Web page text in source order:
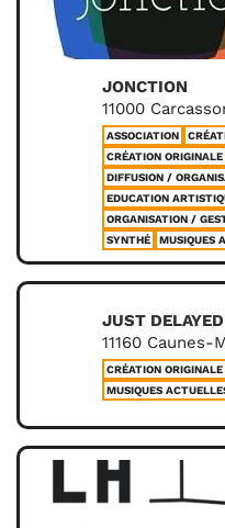
JONCTION
11000
ASSOCIATION
CRÉATION ORIGINALE
DIFFUSION /
EDUCATION
ORGANISATION /
SYNTHÉ
MUSIQUES
JUST DELAYED
11160 Caunes-
CRÉATION ORIGINALE
MUSIQUES